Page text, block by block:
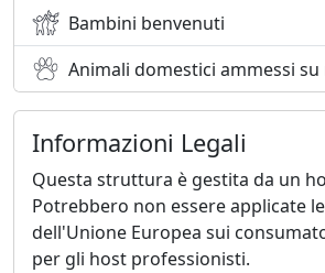
Bambini benvenuti
Animali domestici ammessi
Informazioni Legali
Questa struttura è gestita da un
Potrebbero non essere applicate
dell'Unione Europea sui
per gli host professionisti.